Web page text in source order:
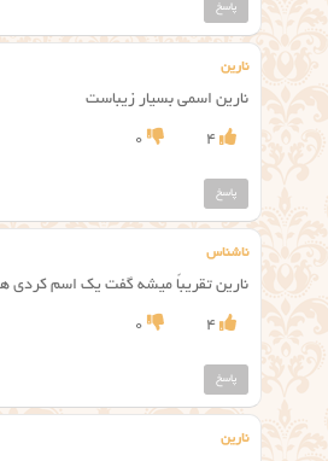
پاسخ
نارین
نارین اسمی بسیار زیباست
4
0
پاسخ
ناشناس
نارین تقریباً میشه گفت یک اسم
4
0
پاسخ
نارین